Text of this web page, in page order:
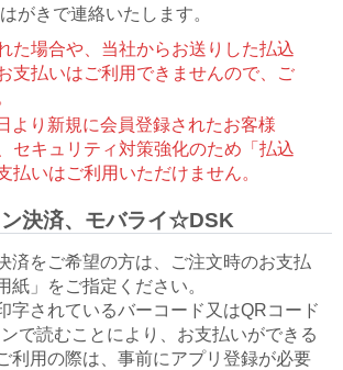
がきで連絡いたします。
た場合や、当社からお送りした払込
支払いはご利用できませんので、ご
より新規に会員登録されたお客様
セキュリティ対策強化のため「払込
払いはご利用いただけません。
決済、モバライ☆DSK
済をご希望の方は、ご注文時のお支払
紙」をご指定ください。
字されているバーコード又はQRコード
で読むことにより、お支払いができる
利用の際は、事前にアプリ登録が必要